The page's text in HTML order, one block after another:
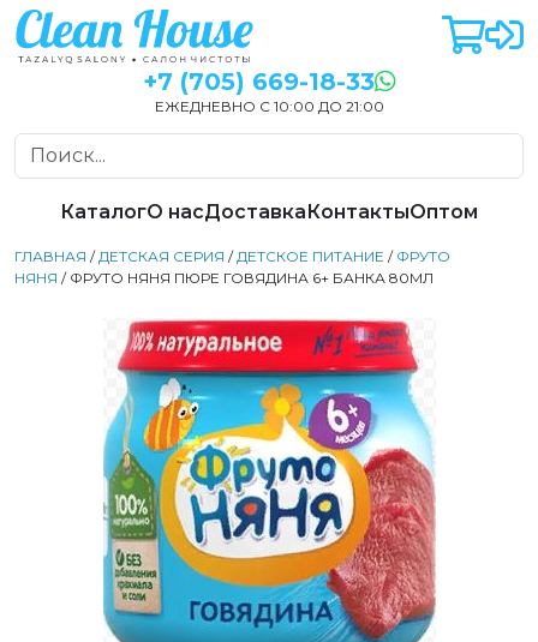
+7 (705) 669-18-33
ЕЖЕДНЕВНО С 10:00 ДО 21:00
КаталогО насДоставкаКонтактыОптом
ГЛАВНАЯ /ДЕТСКАЯ СЕРИЯ /ДЕТСКОЕ ПИТАНИЕ / ФРУТО
НЯНЯ / ФРУТО НЯНЯ ПЮРЕ ГОВЯДИНА 6+ БАНКА 80МЛ